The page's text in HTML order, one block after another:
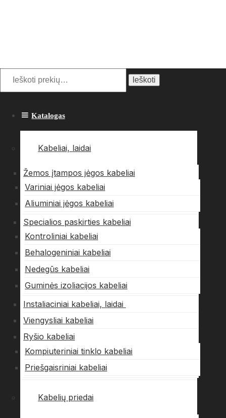
Ieškoti:
Ieškoti
Katalogas
Kabeliai, laidai
Žemos įtampos jėgos kabeliai
Variniai jėgos kabeliai
Aliuminiai jėgos kabeliai
Specialios paskirties kabeliai
Kontroliniai kabeliai
Behalogeniniai kabeliai
Nedegūs kabeliai
Guminės izoliacijos kabeliai
Instaliaciniai kabeliai, laidai
Viengysliai kabeliai
Ryšio kabeliai
Kompiuteriniai tinklo kabeliai
Priešgaisriniai kabeliai
Kabelių priedai